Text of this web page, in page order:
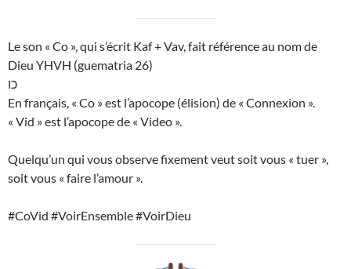
Le son « Co », qui s’écrit Kaf + Vav, fait référence au nom de
Dieu YHVH (guematria 26)
כו
En français, « Co » est l’apocope (élision) de « Connexion ».
« Vid » est l’apocope de « Video ».
Quelqu’un qui vous observe fixement veut soit vous « tuer »,
soit vous « faire l’amour ».
#CoVid #VoirEnsemble #VoirDieu